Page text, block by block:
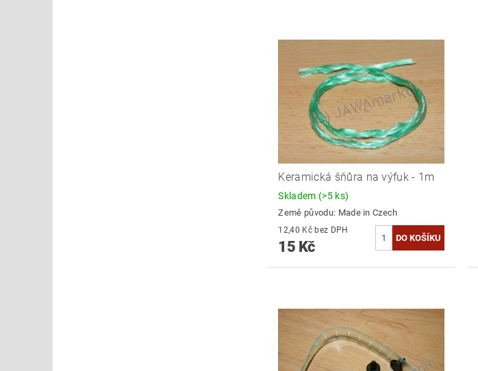
Keramická šňůra na výfuk - 1m
Skladem (>5 ks)
Země původu: Made in Czech
12,40 Kč bez DPH
15 Kč